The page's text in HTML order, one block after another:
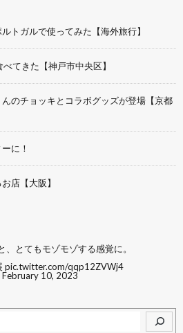
トガルで使ってみた【海外旅行】
てきた【神戸市中央区】
んのチョッキとコラボグッズが登場【京都
に！
店【大阪】
とてもモゾモゾする感覚に。
pic.twitter.com/qqp12ZVWj4
February 10, 2023